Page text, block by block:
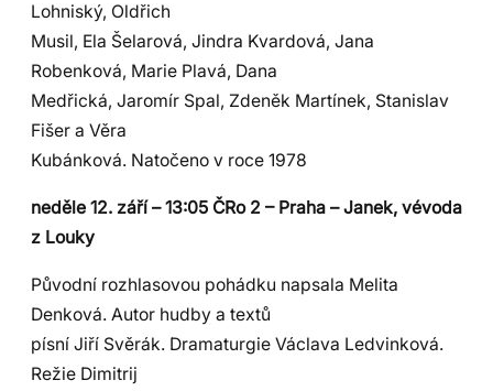
Lohniský, Oldřich
Musil, Ela Šelarová, Jindra Kvardová, Jana
Robenková, Marie Plavá, Dana
Medřická, Jaromír Spal, Zdeněk Martínek, Stanislav
Fišer a Věra
Kubánková. Natočeno v roce 1978
neděle 12. září – 13:05 ČRo 2 – Praha – Janek, vévoda
z Louky
Původní rozhlasovou pohádku napsala Melita
Denková. Autor hudby a textů
písní Jiří Svěrák. Dramaturgie Václava Ledvinková.
Režie Dimitrij